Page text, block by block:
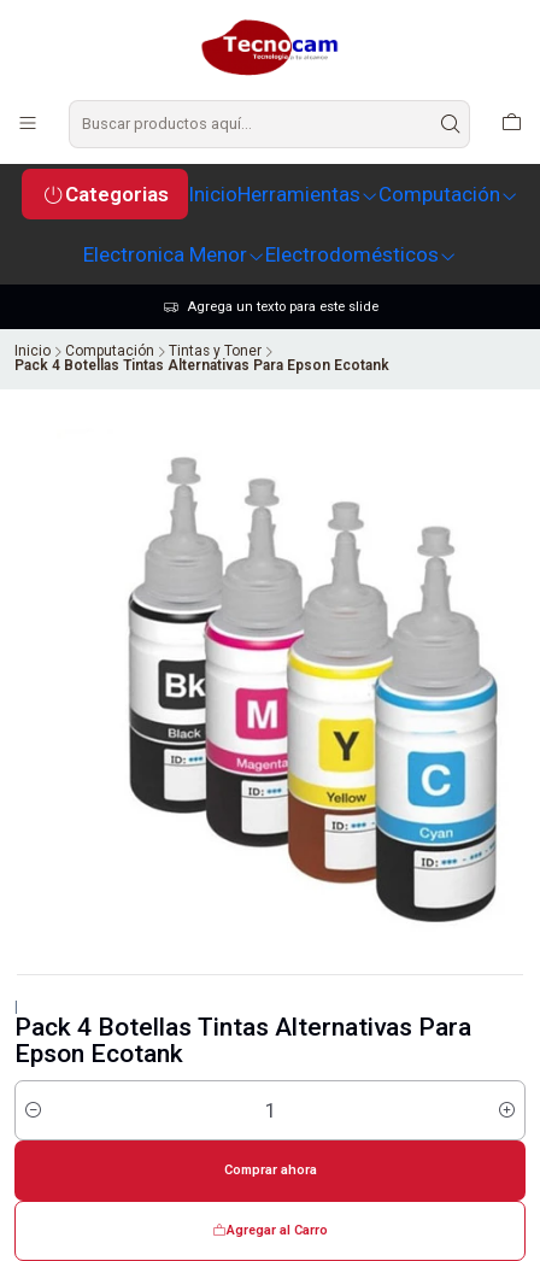
Categorias InicioHerramientas Computación
Electronica Menor Electrodomésticos
Agrega un texto para este slide
Inicio Computación
Tintas y Toner
Pack 4 Botellas Tintas Alternativas Para Epson Ecotank
Pack 4 Botellas Tintas Alternativas Para
Epson Ecotank
Cantidad
Agregar al Carro
Comprar ahora